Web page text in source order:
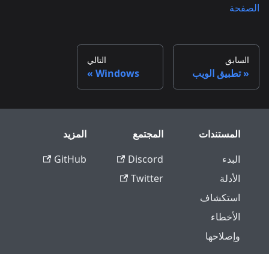
الصفحة
السابق
تطبيق الويب
التالي
Windows
المستندات
البدء
الأدلة
استكشاف
الأخطاء
وإصلاحها
المجتمع
Discord
Twitter
المزيد
GitHub